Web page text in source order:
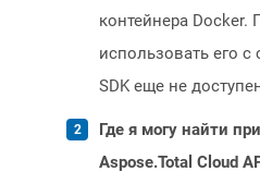
контейнера Docker.
использовать его с
SDK еще не
Где я могу найти
Aspose.Total Cloud